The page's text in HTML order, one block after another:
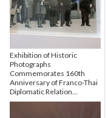
Exhibition of Historic
Photographs
Commemorates 160th
Anniversary of Franco-Thai
Diplomatic Relation...